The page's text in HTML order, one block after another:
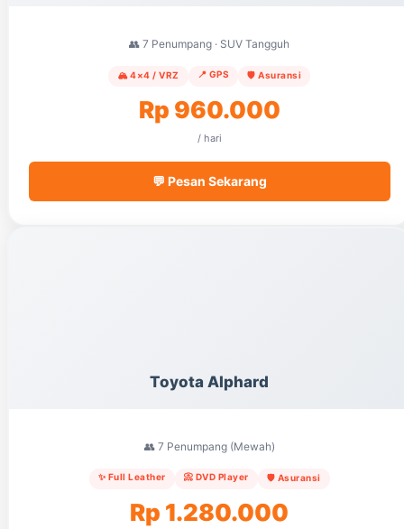
👥 7 Penumpang · SUV Tangguh
🏔️ 4×4 / VRZ 📍 GPS 🛡️ Asuransi
Rp 960.000
/ hari
💬 Pesan Sekarang
Toyota Alphard
👥 7 Penumpang (Mewah)
✨ Full Leather 📀 DVD Player 🛡️ Asuransi
Rp 1.280.000